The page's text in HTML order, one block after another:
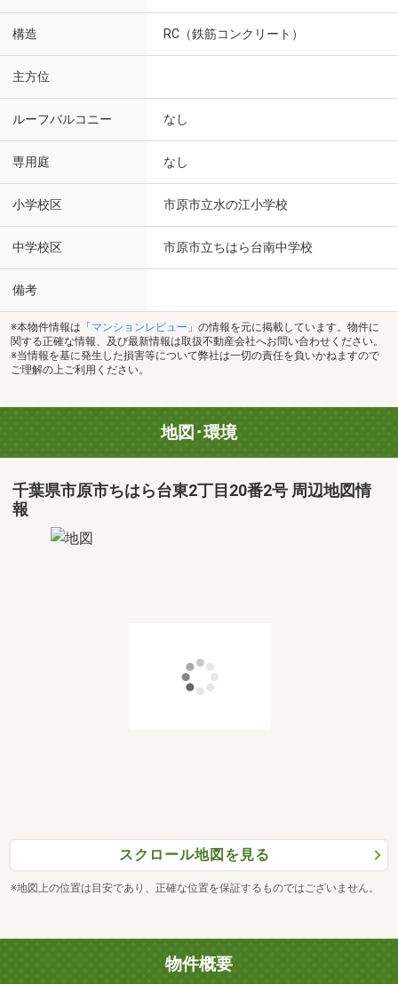
構造 RC（鉄筋コンクリート）
主方位
ルーフバルコニー なし
専用庭 なし
小学校区 市原市立水の江小学校
中学校区 市原市立ちはら台南中学校
備考
※本物件情報は「 マンションレビュー 」の情報を元に掲載しています。物件に
関する正確な情報、及び最新情報は取扱不動産会社へお問い合わせください。
※当情報を基に発生した損害等について弊社は一切の責任を負いかねますので
ご理解の上ご利用ください。
地図･環境
千葉県市原市ちはら台東2丁目20番2号 周辺地図情
報
スクロール地図を見る
※地図上の位置は目安であり、正確な位置を保証するものではございません。
物件概要